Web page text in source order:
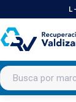
L
Buscar productos